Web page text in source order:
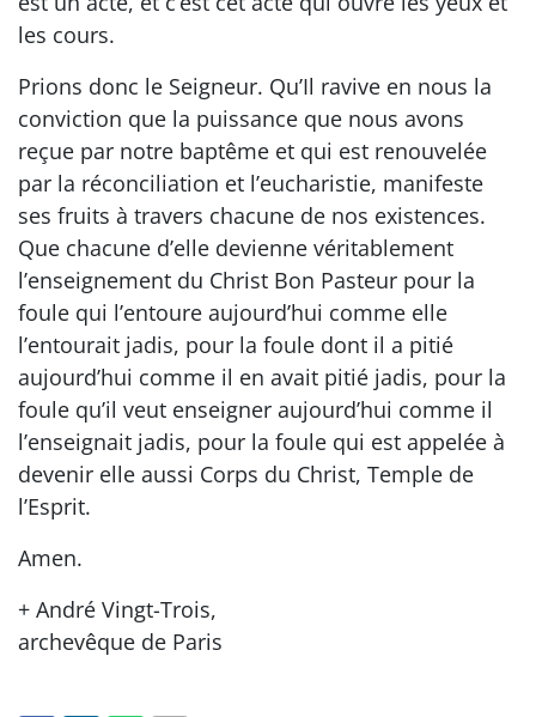
les cours.
Prions donc le Seigneur. Qu’Il ravive en nous la
conviction que la puissance que nous avons
reçue par notre baptême et qui est renouvelée
par la réconciliation et l’eucharistie, manifeste
ses fruits à travers chacune de nos existences.
Que chacune d’elle devienne véritablement
l’enseignement du Christ Bon Pasteur pour la
foule qui l’entoure aujourd’hui comme elle
l’entourait jadis, pour la foule dont il a pitié
aujourd’hui comme il en avait pitié jadis, pour la
foule qu’il veut enseigner aujourd’hui comme il
l’enseignait jadis, pour la foule qui est appelée à
devenir elle aussi Corps du Christ, Temple de
l’Esprit.
Amen.
+ André Vingt-Trois,
archevêque de Paris